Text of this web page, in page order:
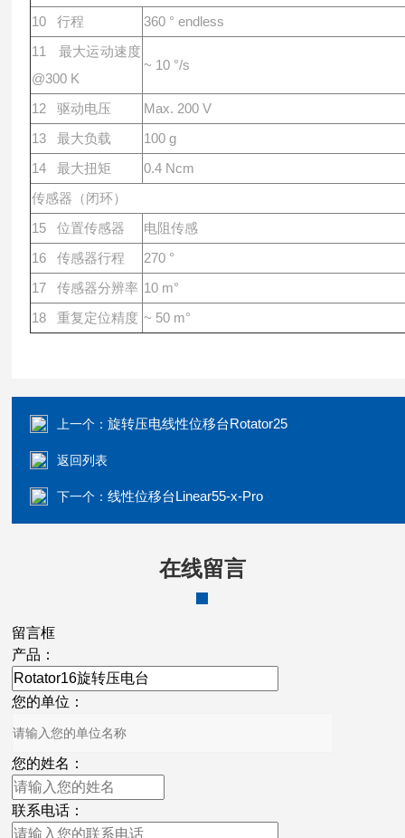
10 ⾏程
360 ° endless
11 最⼤运动速度
@300 K
~ 10 °/s
12 驱动电压
Max. 200 V
13 最⼤负载
100 g
14 最⼤扭矩
0.4 Ncm
传感器（闭环）
15 位置传感器
电阻传感
16 传感器⾏程
270 °
17 传感器分辨率 10 m°
18 重复定位精度 ~ 50 m°
上一个：旋转压电线性位移台Rotator25
返回列表
下一个：线性位移台Linear55-x-Pro
在线留言
留言框
产品：
您的单位：
您的姓名：
联系电话：